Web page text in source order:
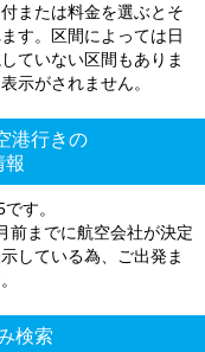
または料金を選ぶとそ
す。区間によっては日
ていない区間もありま
示がされません。
港行きの
報
す。
前までに航空会社が決定
している為、ご出発ま
検索